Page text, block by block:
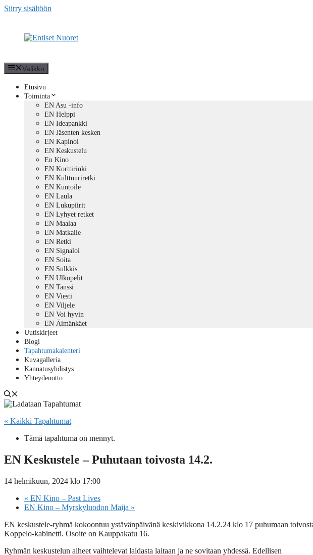
Siirry sisältöön
Valikko
Etusivu
Toiminta
EN Asu -info
EN Helppi
EN Ideapankki
EN Jäsenten kesken
EN Kapinoi
EN Keskustelu
En Kino
EN Korttirinki
EN Kulttuuriretki
EN Kuntoile
EN Laula
EN Lukupiirit
EN Lyhyet retket
EN Maalaa
EN Matkaile
EN Retki
EN Signaloi
EN Soita
EN Sulkkis
EN Ulkopelit
EN Tanssi
EN Viesti
EN Viljele
EN Voi hyvin
EN Äimänkäet
Uutiskirjeet
Blogi
Tapahtumakalenteri
Kuvagalleria
Kannatusyhdistys
Yhteydenotto
« Kaikki Tapahtumat
Tämä tapahtuma on mennyt.
EN Keskustele – Puhutaan toivosta 14.2.
14 helmikuun, 2024 klo 17:00
« EN Kino – Past Lives
EN Kino – Myrskyluodon Maija »
EN keskustele-ryhmä kokoontuu ystävänpäivänä keskivikkona 14.2.24 klo 17 puhumaan
Koppelo-kabinetti. Osoite on Kauppakatu 16.
Ryhmän keskustelun aiheet vaihtelevat laidasta laitaan ja ne sovitaan yhdessä. Edellisen